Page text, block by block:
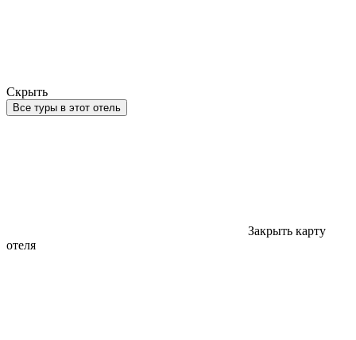
Скрыть
Все туры в этот отель
Закрыть карту
отеля